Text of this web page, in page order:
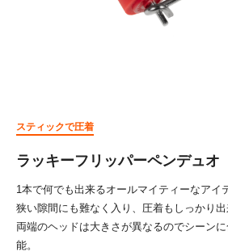
スティックで圧着
ラッキーフリッパーペンデュオ
1本で何でも出来るオールマイティーなアイ
狭い隙間にも難なく入り、圧着もしっかり出
両端のヘッドは大きさが異なるのでシーン
能。